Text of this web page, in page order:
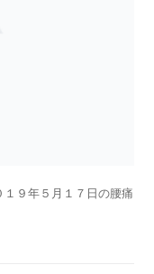
９年５月１７日の腰痛